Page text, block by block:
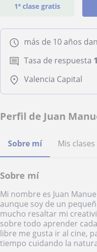
1ª clase gratis
más de 10 años
Tasa de respuesta
Valencia Capital
Perfil de Juan
Sobre mí Mis clases
Sobre mí
Mi nombre es Juan
aunque soy de un
mucho resaltar mi
sobre todo aprender
libre me gusta ir al cine,
tiempo cuidando la